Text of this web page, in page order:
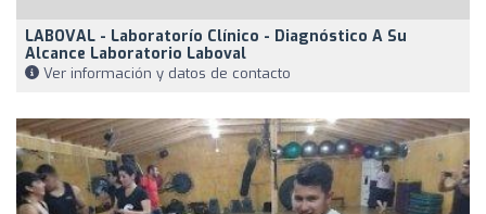
LABOVAL - Laboratorío Clínico - Diagnóstico A Su
Alcance Laboratorio Laboval
Ver información y datos de contacto